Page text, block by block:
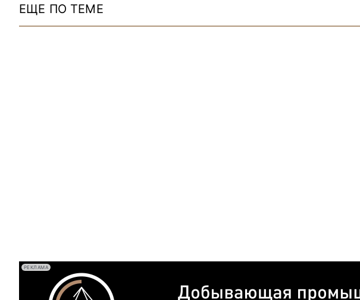
ЕЩЕ ПО ТЕМЕ
РЕКЛАМА